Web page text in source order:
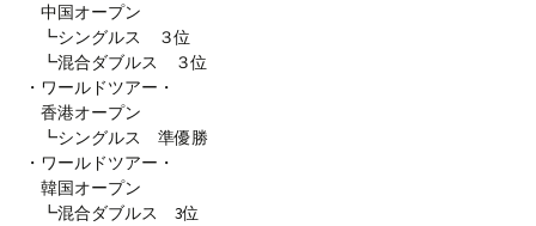
中国オープン
┗シングルス ３位
┗混合ダブルス ３位
・ワールドツアー・
香港オープン
┗シングルス 準優勝
・ワールドツアー・
韓国オープン
┗混合ダブルス 3位